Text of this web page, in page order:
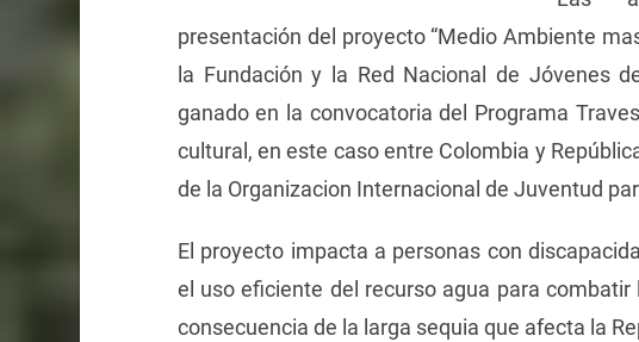
presentación del proyecto “Medio Ambiente
la Fundación y la Red Nacional de Jóvenes
ganado en la convocatoria del Programa
cultural, en este caso entre Colombia y
de la Organizacion Internacional de Juventud
El proyecto impacta a personas con
el uso eficiente del recurso agua para
consecuencia de la larga sequia que afecta la